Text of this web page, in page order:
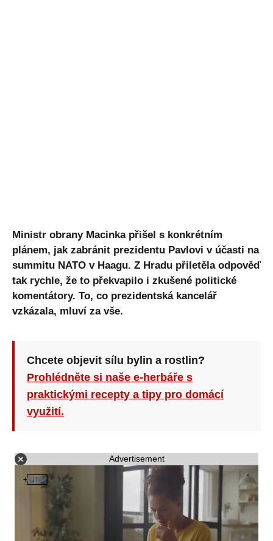
Ministr obrany Macinka přišel s konkrétním
plánem, jak zabránit prezidentu Pavlovi v účasti na
summitu NATO v Haagu. Z Hradu přiletěla odpověď
tak rychle, že to překvapilo i zkušené politické
komentátory. To, co prezidentská kancelář
vzkázala, mluví za vše.
Chcete objevit sílu bylin a rostlin?
Prohlédněte si naše e-herbáře s
praktickými recepty a tipy pro domácí
využití.
Advertisement